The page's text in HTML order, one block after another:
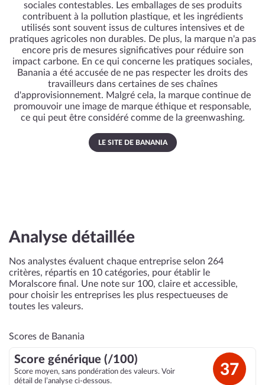
sociales contestables. Les emballages de ses produits
contribuent à la pollution plastique, et les ingrédients
utilisés sont souvent issus de cultures intensives et de
pratiques agricoles non durables. De plus, la marque n'a pas
encore pris de mesures significatives pour réduire son
impact carbone. En ce qui concerne les pratiques sociales,
Banania a été accusée de ne pas respecter les droits des
travailleurs dans certaines de ses chaînes
d'approvisionnement. Malgré cela, la marque continue de
promouvoir une image de marque éthique et responsable,
ce qui peut être considéré comme de la greenwashing.
LE SITE DE BANANIA
Analyse détaillée
Nos analystes évaluent chaque entreprise selon 264
critères, répartis en 10 catégories, pour établir le
Moralscore final. Une note sur 100, claire et accessible,
pour choisir les entreprises les plus respectueuses de
toutes les valeurs.
Scores de Banania
Score générique (/100)
Score moyen, sans pondération des valeurs. Voir
détail de l’analyse ci-dessous.
37